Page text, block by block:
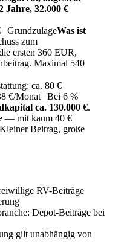
Jahre, 32.000 €
| GrundzulageWas ist
zum
ersten 360 EUR,
Maximal 540
ca. 80 €
€/Monat | Bei 6 %
ca. 130.000 €.
— mit kaum 40 €
Beitrag, große
RV-Beiträge
Depot-Beiträge bei
gilt unabhängig von